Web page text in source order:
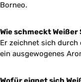
Borneo.
Wie schmeckt
Er zeichnet sich durch
ein ausgewogenes